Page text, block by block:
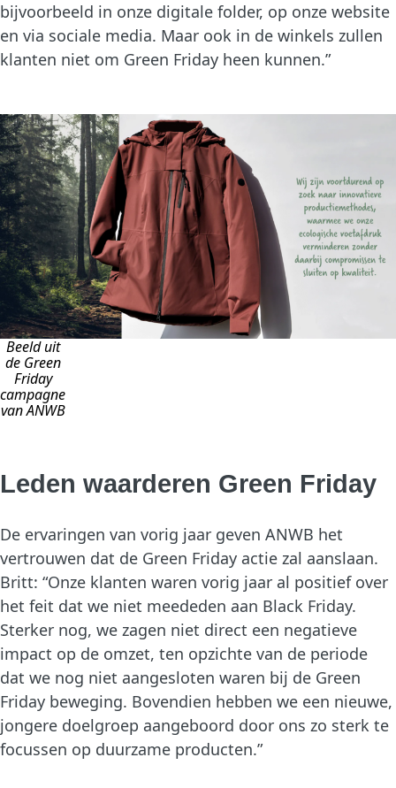
bijvoorbeeld in onze digitale folder, op onze website
en via sociale media. Maar ook in de winkels zullen
klanten niet om Green Friday heen kunnen.”
Beeld uit
de Green
Friday
campagne
van ANWB
Leden waarderen Green Friday
De ervaringen van vorig jaar geven ANWB het
vertrouwen dat de Green Friday actie zal aanslaan.
Britt: “Onze klanten waren vorig jaar al positief over
het feit dat we niet meededen aan Black Friday.
Sterker nog, we zagen niet direct een negatieve
impact op de omzet, ten opzichte van de periode
dat we nog niet aangesloten waren bij de Green
Friday beweging. Bovendien hebben we een nieuwe,
jongere doelgroep aangeboord door ons zo sterk te
focussen op duurzame producten.”